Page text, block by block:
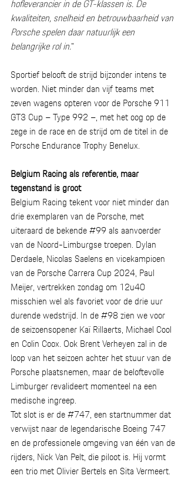
hofleverancier in de GT-klassen is. De
kwaliteiten, snelheid en betrouwbaarheid van
Porsche spelen daar natuurlijk een
belangrijke rol in.”
Sportief belooft de strijd bijzonder intens te
worden. Niet minder dan vijf teams met
zeven wagens opteren voor de Porsche 911
GT3 Cup – Type 992 –, met het oog op de
zege in de race en de strijd om de titel in de
Porsche Endurance Trophy Benelux.
Belgium Racing als referentie, maar
tegenstand is groot
Belgium Racing tekent voor niet minder dan
drie exemplaren van de Porsche, met
uiteraard de bekende #99 als aanvoerder
van de Noord-Limburgse troepen. Dylan
Derdaele, Nicolas Saelens en vicekampioen
van de Porsche Carrera Cup 2024, Paul
Meijer, vertrekken zondag om 12u40
misschien wel als favoriet voor de drie uur
durende wedstrijd. In de #98 zien we voor
de seizoensopener Kaï Rillaerts, Michael Cool
en Colin Coox. Ook Brent Verheyen zal in de
loop van het seizoen achter het stuur van de
Porsche plaatsnemen, maar de beloftevolle
Limburger revalideert momenteel na een
medische ingreep.
Tot slot is er de #747, een startnummer dat
verwijst naar de legendarische Boeing 747
en de professionele omgeving van één van de
rijders, Nick Van Pelt, die piloot is. Hij vormt
een trio met Olivier Bertels en Sita Vermeert.